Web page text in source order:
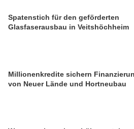
Spatenstich für den geförderten
Glasfaserausbau in Veitshöchheim
Millionenkredite sichern
von Neuer Lände und Hortneubau